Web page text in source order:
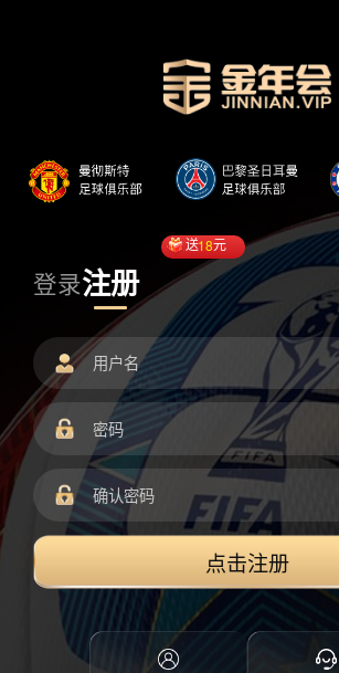
登录注册
送18元
点击注册